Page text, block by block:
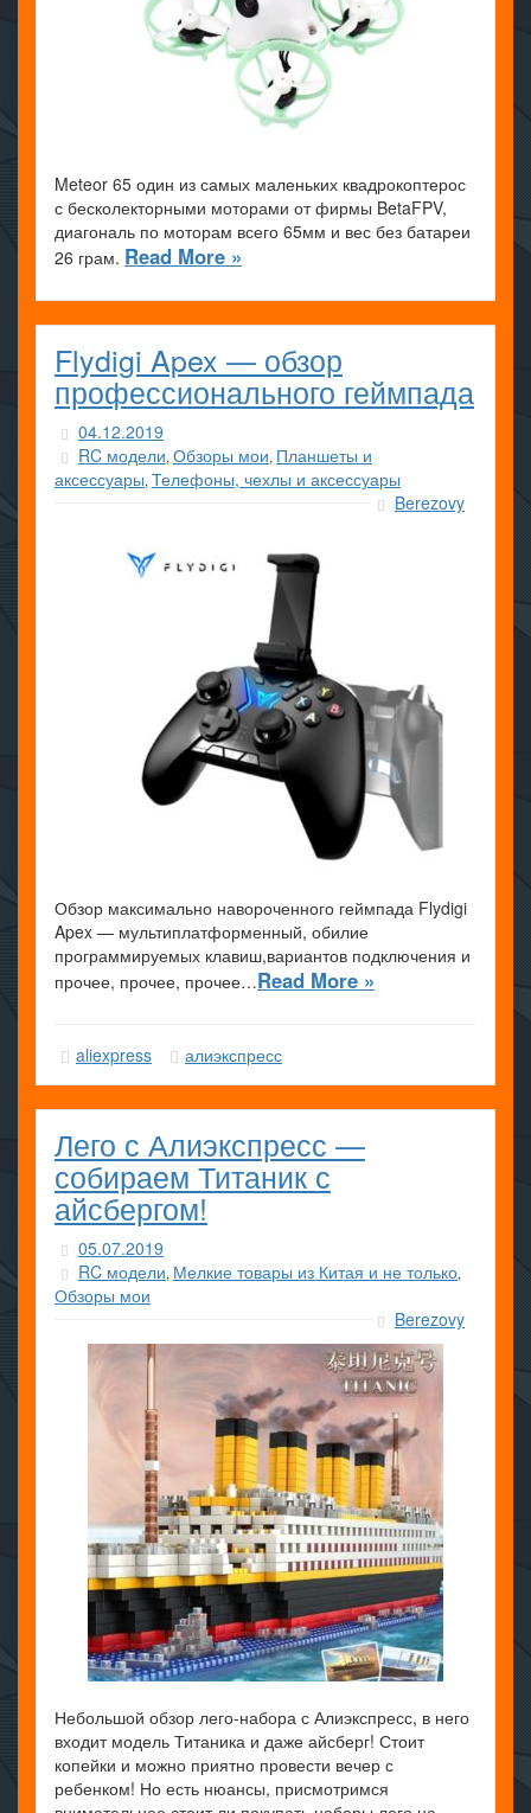
Meteor 65 один из самых маленьких квадрокоптерос
с бесколекторными моторами от фирмы BetaFPV,
диагональ по моторам всего 65мм и вес без батареи
26 грам. Read More »
Flydigi Apex — обзор
профессионального геймпада
04.12.2019
RC модели, Обзоры мои, Планшеты и
аксессуары, Телефоны, чехлы и аксессуары
Berezovy
Обзор максимально навороченного геймпада Flydigi
Apex — мультиплатформенный, обилие
программируемых клавиш,вариантов подключения и
прочее, прочее, прочее…Read More »
aliexpress алиэкспресс
Лего с Алиэкспресс —
собираем Титаник с
айсбергом!
05.07.2019
RC модели, Мелкие товары из Китая и не только,
Обзоры мои
Berezovy
Небольшой обзор лего-набора с Алиэкспресс, в него
входит модель Титаника и даже айсберг! Стоит
копейки и можно приятно провести вечер с
ребенком! Но есть нюансы, присмотримся